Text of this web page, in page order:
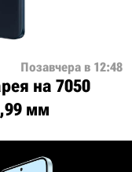
Позавчера в 12:48
на 7050
мм